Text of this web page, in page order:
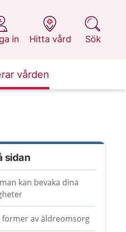
in
Hitta vård
på 1177.se
Sök
på 1177.se
vården
sidan
kan bevaka dina
former av äldreomsorg